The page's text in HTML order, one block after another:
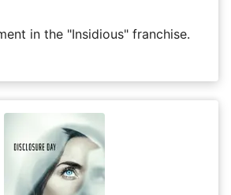
in the "Insidious" franchise.